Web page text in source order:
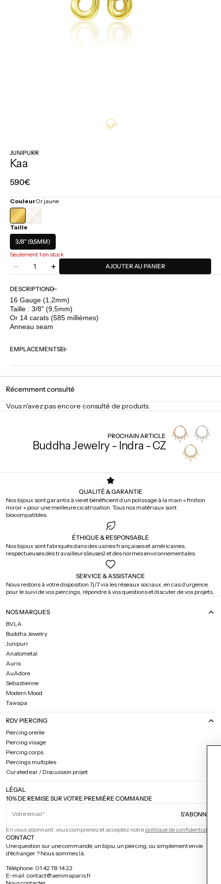
JUNIPURR
Kaa
Prix
590€
CouleurOr jaune
OR
Taille
3/8" (9,5MM)
Seulement 1 en stock
Diminuer
quantité
pour
Junipurr
-
Kaa
Quantité
Augmenter
quantité
pour
Junipurr
-
Kaa
AJOUTER AU PANIER
DESCRIPTION
16 Gauge (1,2mm)
Taille : 3/8" (9,5mm)
Or 14 carats (585 millièmes)
Anneau seam
EMPLACEMENTS
Récemment consulté
Vous n'avez pas encore consulté de produits.
PROCHAIN ARTICLE
Buddha Jewelry - Indra - CZ
QUALITÉ & GARANTIE
Nos bijoux sont garantis à vie et bénéficient d’un polissage à la main « finition
miroir » pour une meilleure cicatrisation. Tous nos matériaux sont
biocompatibles.
ÉTHIQUE & RESPONSABLE
Nos bijoux sont fabriqués dans des usines françaises et américaines,
respectueuses des travailleurs(euses) et des normes environnementales.
SERVICE & ASSISTANCE
Nous restons à votre disposition 7j/7 via les réseaux sociaux, en cas d’urgence,
pour le suivi de vos piercings, répondre à vos questions et discuter de vos projets.
10% DE REMISE SUR VOTRE PREMIÈRE COMMANDE
Votre email S'ABONNER
En vous abonnant, vous comprenez et acceptez notre politique de confidentialité.
NOS MARQUES
BVLA
Buddha Jewelry
Junipurr
Anatometal
Auris
AuAdore
Sebastienne
Modern Mood
Tawapa
RDV PIERCING
Piercing oreille
Piercing visage
Piercing corps
Piercings multiples
Curated ear / Discussion projet
LÉGAL
CONTACT
Une question sur une commande, un bijou, un piercing, ou simplement envie
d'échanger ? Nous sommes là.
Téléphone: 01 42 78 14 22
E-mail: contact@aenimaparis.fr
Aimeriez-